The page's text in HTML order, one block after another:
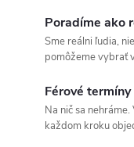
Poradíme ako
Sme reálni ľudia,
pomôžeme vybrať
Férové
Na nič sa
každom kroku